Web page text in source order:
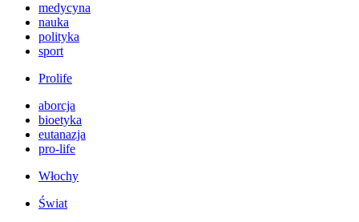
medycyna
nauka
polityka
sport
Prolife
aborcja
bioetyka
eutanazja
pro-life
Włochy
Świat